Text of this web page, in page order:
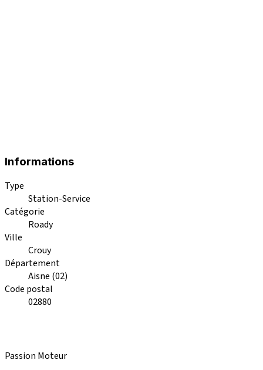
Informations
Type
Station-Service
Catégorie
Roady
Ville
Crouy
Département
Aisne (02)
Code postal
02880
Passion Moteur